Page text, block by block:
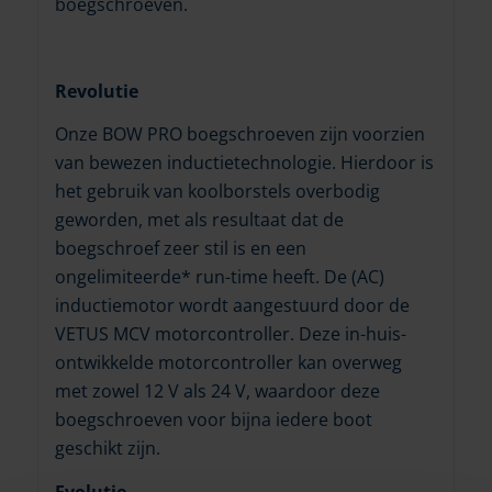
Revolutie
Onze BOW PRO boegschroeven zijn voorzien
van bewezen inductietechnologie. Hierdoor is
het gebruik van koolborstels overbodig
geworden, met als resultaat dat de
boegschroef zeer stil is en een
ongelimiteerde* run-time heeft. De (AC)
inductiemotor wordt aangestuurd door de
VETUS MCV motorcontroller. Deze in-huis-
ontwikkelde motorcontroller kan overweg
met zowel 12 V als 24 V, waardoor deze
boegschroeven voor bijna iedere boot
geschikt zijn.